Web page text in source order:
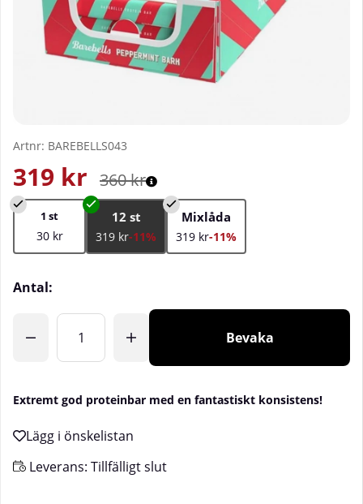
Artnr: BAREBELLS043
360kr
319 kr
1 st
30 kr
12 st
319 kr-11%
Mixlåda
319 kr-11%
Antal:
Bevaka
Extremt god proteinbar med en fantastiskt konsistens!
Leverans: Tillfälligt slut